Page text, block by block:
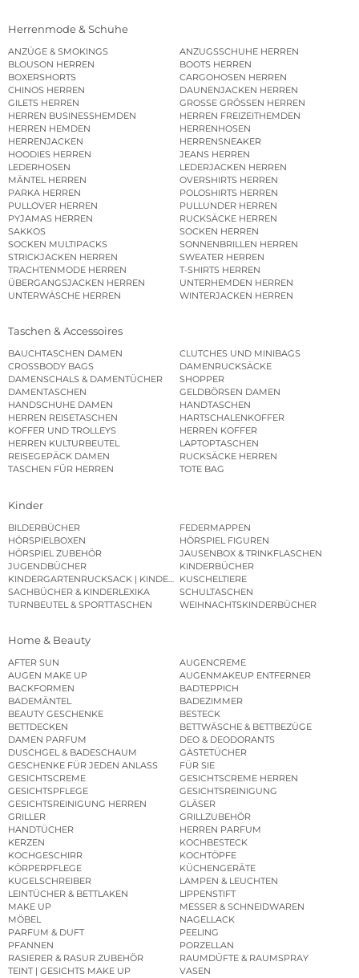
Herrenmode & Schuhe
ANZÜGE & SMOKINGS
ANZUGSSCHUHE HERREN
BLOUSON HERREN
BOOTS HERREN
BOXERSHORTS
CARGOHOSEN HERREN
CHINOS HERREN
DAUNENJACKEN HERREN
GILETS HERREN
GROSSE GRÖSSEN HERREN
HERREN BUSINESSHEMDEN
HERREN FREIZEITHEMDEN
HERREN HEMDEN
HERRENHOSEN
HERRENJACKEN
HERRENSNEAKER
HOODIES HERREN
JEANS HERREN
LEDERHOSEN
LEDERJACKEN HERREN
MÄNTEL HERREN
OVERSHIRTS HERREN
PARKA HERREN
POLOSHIRTS HERREN
PULLOVER HERREN
PULLUNDER HERREN
PYJAMAS HERREN
RUCKSÄCKE HERREN
SAKKOS
SOCKEN HERREN
SOCKEN MULTIPACKS
SONNENBRILLEN HERREN
STRICKJACKEN HERREN
SWEATER HERREN
TRACHTENMODE HERREN
T-SHIRTS HERREN
ÜBERGANGSJACKEN HERREN
UNTERHEMDEN HERREN
UNTERWÄSCHE HERREN
WINTERJACKEN HERREN
Taschen & Accessoires
BAUCHTASCHEN DAMEN
CLUTCHES UND MINIBAGS
CROSSBODY BAGS
DAMENRUCKSÄCKE
DAMENSCHALS & DAMENTÜCHER
SHOPPER
DAMENTASCHEN
GELDBÖRSEN DAMEN
HANDSCHUHE DAMEN
HANDTASCHEN
HERREN REISETASCHEN
HARTSCHALENKOFFER
KOFFER UND TROLLEYS
HERREN KOFFER
HERREN KULTURBEUTEL
LAPTOPTASCHEN
REISEGEPÄCK DAMEN
RUCKSÄCKE HERREN
TASCHEN FÜR HERREN
TOTE BAG
Kinder
BILDERBÜCHER
FEDERMAPPEN
HÖRSPIELBOXEN
HÖRSPIEL FIGUREN
HÖRSPIEL ZUBEHÖR
JAUSENBOX & TRINKFLASCHEN
JUGENDBÜCHER
KINDERBÜCHER
KINDERGARTENRUCKSACK | KINDERGARTENBEUTEL
KUSCHELTIERE
SACHBÜCHER & KINDERLEXIKA
SCHULTASCHEN
TURNBEUTEL & SPORTTASCHEN
WEIHNACHTSKINDERBÜCHER
Home & Beauty
AFTER SUN
AUGENCREME
AUGEN MAKE UP
AUGENMAKEUP ENTFERNER
BACKFORMEN
BADTEPPICH
BADEMÄNTEL
BADEZIMMER
BEAUTY GESCHENKE
BESTECK
BETTDECKEN
BETTWÄSCHE & BETTBEZÜGE
DAMEN PARFUM
DEO & DEODORANTS
DUSCHGEL & BADESCHAUM
GÄSTETÜCHER
GESCHENKE FÜR JEDEN ANLASS
FÜR SIE
GESICHTSCREME
GESICHTSCREME HERREN
GESICHTSPFLEGE
GESICHTSREINIGUNG
GESICHTSREINIGUNG HERREN
GLÄSER
GRILLER
GRILLZUBEHÖR
HANDTÜCHER
HERREN PARFUM
KERZEN
KOCHBESTECK
KOCHGESCHIRR
KOCHTÖPFE
KÖRPERPFLEGE
KÜCHENGERÄTE
KUGELSCHREIBER
LAMPEN & LEUCHTEN
LEINTÜCHER & BETTLAKEN
LIPPENSTIFT
MAKE UP
MESSER & SCHNEIDWAREN
MÖBEL
NAGELLACK
PARFUM & DUFT
PEELING
PFANNEN
PORZELLAN
RASIERER & RASUR ZUBEHÖR
RAUMDÜFTE & RAUMSPRAY
TEINT | GESICHTS MAKE UP
VASEN